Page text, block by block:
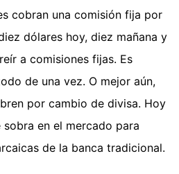
cobran una comisión fija por
dólares hoy, diez mañana y
a comisiones fijas. Es
de una vez. O mejor aún,
por cambio de divisa. Hoy
en el mercado para
de la banca tradicional.